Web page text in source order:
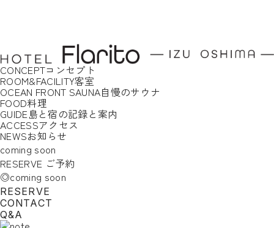
CONCEPTコンセプト
ROOM&FACILITY客室
OCEAN FRONT SAUNA自慢のサウナ
FOOD料理
GUIDE島と宿の記録と案内
ACCESSアクセス
NEWSお知らせ
coming soon
RESERVE ご予約
◎coming soon
RESERVE
CONTACT
Q&A